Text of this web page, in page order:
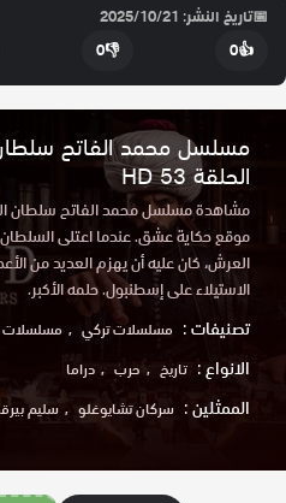
📅تاريخ النشر: 2025/10/21
👍
0
👎
0
مسلسل محمد الفاتح
الحلقة 53 HD
موقع حكاية عشق. عندما اعتلى
العرش، كان عليه أن يهزم العديد من
الاستيلاء على إسطنبول. حلمه الأكبر.
تصنيفات : مسلسلات تركي مسلسلات
الانواع : تاريخ حرب دراما
الممثلين : سركان تشايوغلو سليم